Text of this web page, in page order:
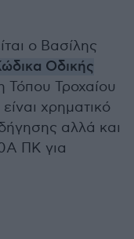
ο Βασίλης
Οδικής
Τόπου Τροχαίου
χρηματικό
αλλά και
ΠΚ για